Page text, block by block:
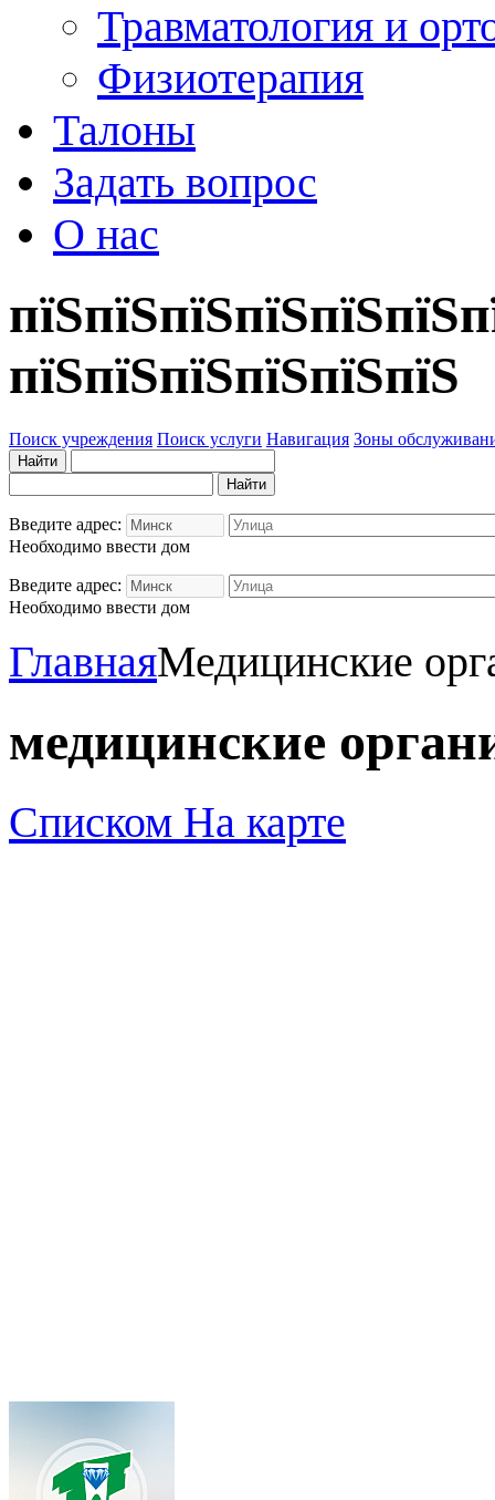
Травматология и
Физиотерапия
Талоны
Задать вопрос
О нас
пїЅпїЅпїЅпїЅпїЅпїЅ
Поиск учреждения Поиск услуги Навигация Зоны
Введите адрес:
Необходимо ввести дом
Введите адрес:
Необходимо ввести дом
ГлавнаяМедицинские
медицинские
Списком На карте